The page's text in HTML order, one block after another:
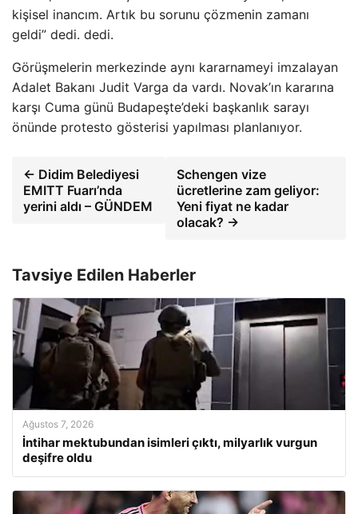
kişisel inancım. Artık bu sorunu çözmenin zamanı
geldi” dedi. dedi.
Görüşmelerin merkezinde aynı kararnameyi imzalayan
Adalet Bakanı Judit Varga da vardı. Novak’ın kararına
karşı Cuma günü Budapeşte’deki başkanlık sarayı
önünde protesto gösterisi yapılması planlanıyor.
← Didim Belediyesi
EMITT Fuarı’nda
yerini aldı – GÜNDEM
Schengen vize
ücretlerine zam geliyor:
Yeni fiyat ne kadar
olacak? →
Tavsiye Edilen Haberler
Ağustos 7, 2026
İntihar mektubundan isimleri çıktı, milyarlık vurgun
deşifre oldu